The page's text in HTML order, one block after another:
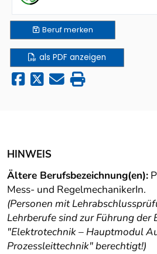
Berufmerken
als PDF anzeigen
HINWEIS
Ältere Berufsbezeichnung(en):
Mess- und RegelmechanikerIn.
(Personen mit
Lehrberufe sind zur Führung der
"Elektrotechnik – Hauptmodul
Prozessleittechnik" berechtigt!)